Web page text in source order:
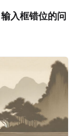
入框错位的问